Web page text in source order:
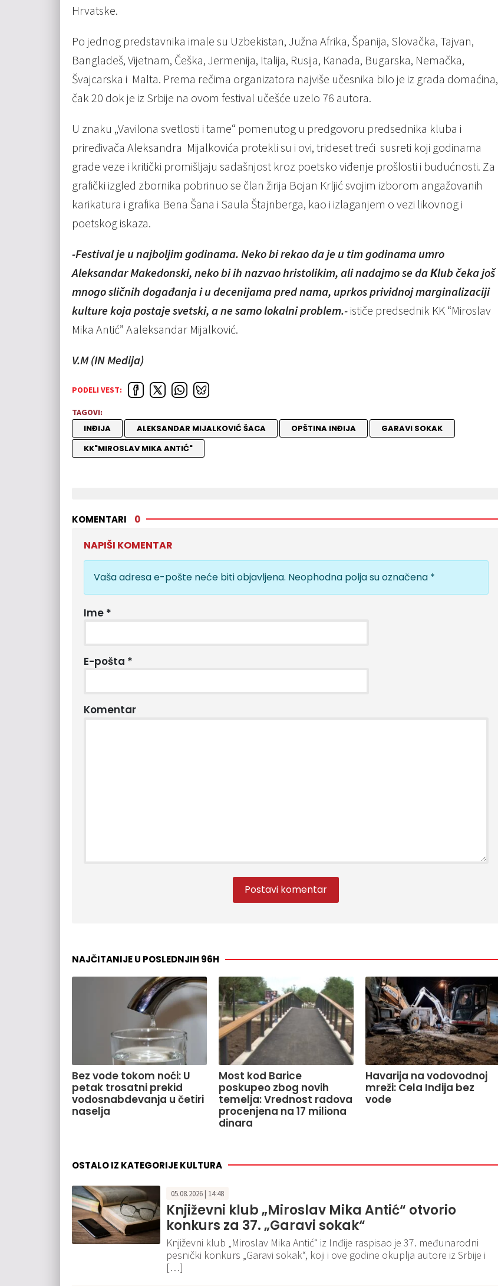
Hrvatske.
Po jednog predstavnika imale su Uzbekistan, Južna Afrika, Španija, Slovačka, Tajvan,
Bangladeš, Vijetnam, Češka, Jermenija, Italija, Rusija, Кanada, Bugarska, Nemačka,
Švajcarska i Malta. Prema rečima organizatora najviše učesnika bilo je iz grada domaćina,
čak 20 dok je iz Srbije na ovom festival učešće uzelo 76 autora.
U znaku „Vavilona svetlosti i tame“ pomenutog u predgovoru predsednika kluba i
priređivača Aleksandra Mijalkovića protekli su i ovi, trideset treći susreti koji godinama
grade veze i kritički promišljaju sadašnjost kroz poetsko viđenje prošlosti i budućnosti. Za
grafički izgled zbornika pobrinuo se član žirija Bojan Кrljić svojim izborom angažovanih
karikatura i grafika Bena Šana i Saula Štajnberga, kao i izlaganjem o vezi likovnog i
poetskog iskaza.
-Festival je u najboljim godinama. Neko bi rekao da je u tim godinama umro
Aleksandar Makedonski, neko bi ih nazvao hristolikim, ali nadajmo se da Кlub čeka još
mnogo sličnih događanja i u decenijama pred nama, uprkos prividnoj marginalizaciji
kulture koja postaje svetski, a ne samo lokalni problem.- ističe predsednik KK “Miroslav
Mika Antić” Aaleksandar Mijalković.
V.M (IN Medija)
PODELI VEST:
TAGOVI:
INĐIJA ALEKSANDAR MIJALKOVIĆ ŠACA OPŠTINA INĐIJA
GARAVI SOKAK
KK"MIROSLAV MIKA ANTIĆ"
KOMENTARI 0
NAPIŠI KOMENTAR
Vaša adresa e-pošte neće biti objavljena. Neophodna polja su označena *
Ime *
E-pošta *
Komentar
NAJČITANIJE U POSLEDNJIH 96H
Bez vode tokom noći: U
petak trosatni prekid
vodosnabdevanja u četiri
naselja
Most kod Barice
poskupeo zbog novih
temelja: Vrednost radova
procenjena na 17 miliona
dinara
Havarija na vodovodnoj
mreži: Cela Inđija bez
vode
OSTALO IZ KATEGORIJE KULTURA
05.08.2026 | 14:48
Književni klub „Miroslav Mika Antić“ otvorio
konkurs za 37. „Garavi sokak“
Književni klub „Miroslav Mika Antić“ iz Inđije raspisao je 37. međunarodni
pesnički konkurs „Garavi sokak“, koji i ove godine okuplja autore iz Srbije i
[…]